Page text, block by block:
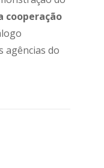
cooperação
agências do